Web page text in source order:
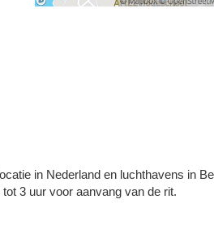
in Nederland en luchthavens in
3 uur voor aanvang van de rit.